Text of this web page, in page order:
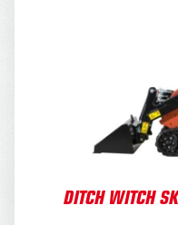
DITCH WITCH